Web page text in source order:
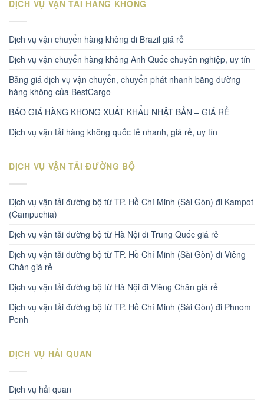
DỊCH VỤ VẬN TẢI HÀNG KHÔNG
Dịch vụ vận chuyển hàng không đi Brazil giá rẻ
Dịch vụ vận chuyển hàng không Anh Quốc chuyên nghiệp, uy tín
Bảng giá dịch vụ vận chuyển, chuyển phát nhanh bằng đường
hàng không của BestCargo
BÁO GIÁ HÀNG KHÔNG XUẤT KHẨU NHẬT BẢN – GIÁ RẺ
Dịch vụ vận tải hàng không quốc tế nhanh, giá rẻ, uy tín
DỊCH VỤ VẬN TẢI ĐƯỜNG BỘ
Dịch vụ vận tải đường bộ từ TP. Hồ Chí Minh (Sài Gòn) đi Kampot
(Campuchia)
Dịch vụ vận tải đường bộ từ Hà Nội đi Trung Quốc giá rẻ
Dịch vụ vận tải đường bộ từ TP. Hồ Chí Minh (Sài Gòn) đi Viêng
Chăn giá rẻ
Dịch vụ vận tải đường bộ từ Hà Nội đi Viêng Chăn giá rẻ
Dịch vụ vận tải đường bộ từ TP. Hồ Chí Minh (Sài Gòn) đi Phnom
Penh
DỊCH VỤ HẢI QUAN
Dịch vụ hải quan